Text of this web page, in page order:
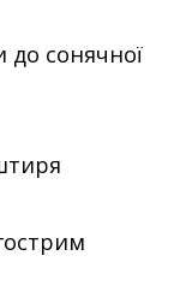
до сонячної